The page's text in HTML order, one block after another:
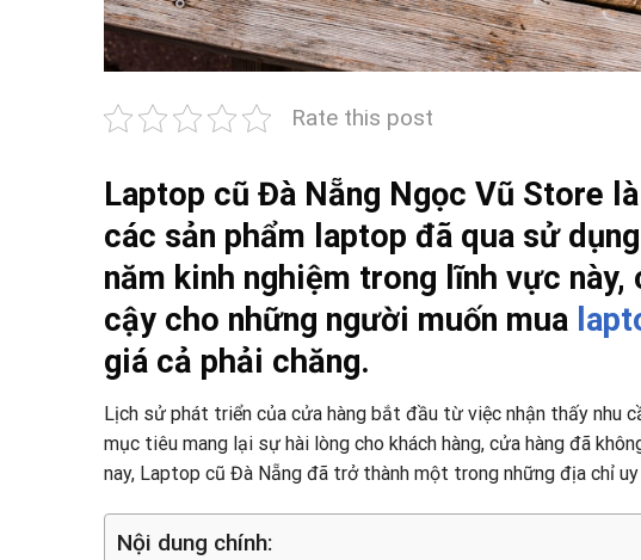
Rate this post
Laptop cũ Đà Nẵng Ngọc Vũ Store
các sản phẩm laptop đã qua sử
năm kinh nghiệm trong lĩnh vực
cậy cho những người muốn mua
giá cả phải chăng.
Lịch sử phát triển của cửa hàng bắt đầu từ việc nhận thấy nhu
mục tiêu mang lại sự hài lòng cho khách hàng, cửa hàng đã
nay, Laptop cũ Đà Nẵng đã trở thành một trong những địa chỉ
Nội dung chính: